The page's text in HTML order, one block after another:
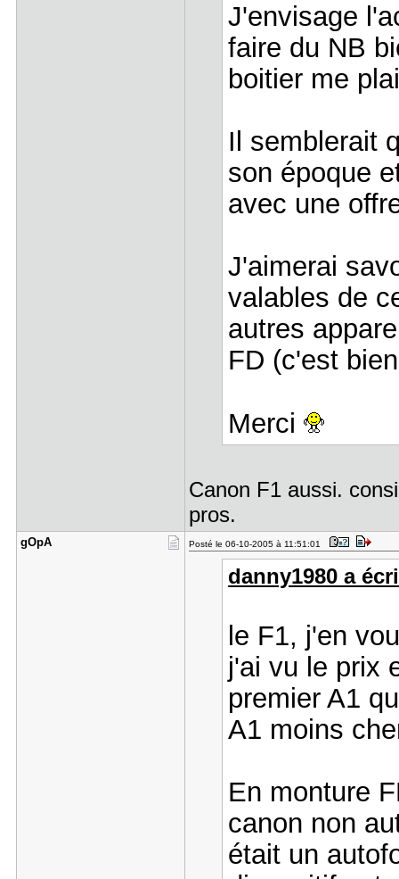
J'envisage
faire du NB
boitier me
Il semblerait
son époque
avec une
J'aimerai
valables de
autres
FD (c'est
Merci
Canon F1 aussi.
pros.
gOpA Posté le 06-10-2005 à 11:51:01
danny1980 a
le F1, j'en
j'ai vu le prix
premier A1
A1 moins
En monture
canon non
était un